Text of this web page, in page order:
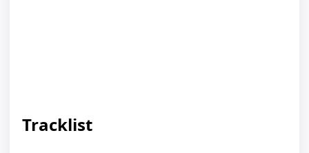
Tracklist